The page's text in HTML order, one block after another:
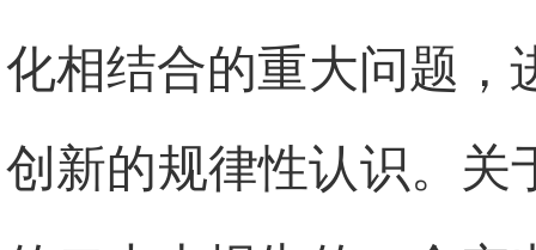
化相结合的重大问题，
创新的规律性认识。关